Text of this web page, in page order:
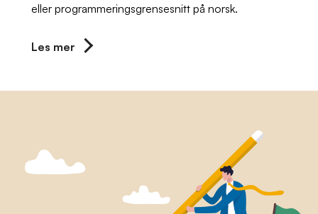
eller programmeringsgrensesnitt på norsk.
Les mer